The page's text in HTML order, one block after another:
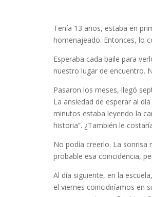
Tenía 13 años, estaba en
homenajeado. Entonces, lo
Esperaba cada baile para
nuestro lugar de encuentro.
Pasaron los meses, llegó
La ansiedad de esperar al
minutos estaba leyendo la
historia”. ¿También le
No podía creerlo. La sonrisa
probable esa coincidencia,
Al día siguiente, en la
el viernes coincidiríamos en